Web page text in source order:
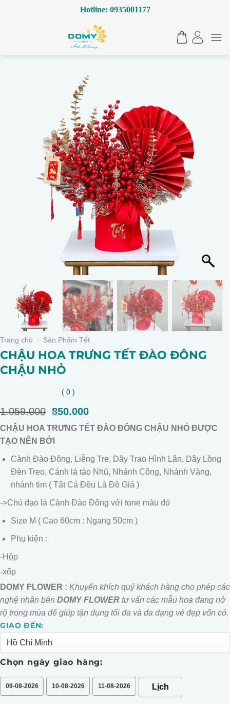
Hotline: 0935001177
Trang chủ Sản Phẩm Tết
CHẬU HOA TRƯNG TẾT ĐÀO ĐÔNG
CHẬU NHỎ
0
out
of
5
( 0 )
1.059.000 Giá
gốc
là:
1.059.000.
850.000
hiện
tại
850.000.
CHẬU HOA TRƯNG TẾT ĐÀO ĐÔNG CHẬU NHỎ ĐƯỢC
TẠO NÊN BỞI
Cành Đào Đông, Liễng Tre, Dây Trao Hình Lân, Dây Lồng
Đèn Treo, Cánh lá táo Nhũ, Nhánh Công, Nhánh Vàng,
nhánh tim ( Tất Cả Đều Là Đồ Giả )
->Chủ đạo là Cành Đào Đông với tone màu đỏ
Size M ( Cao 60cm : Ngang 50cm )
Phụ kiện :
-Hộp
-xốp
DOMY FLOWER : Khuyến khích quý khách hàng cho phép các
nghệ nhân bên DOMY FLOWER tư vấn các mẫu hoa đang nở
rộ trong mùa để giúp tận dụng tối đa và đa dạng vẻ đẹp vốn có.
GIAO ĐẾN:
Chọn ngày giao hàng:
09-08-2026 10-08-2026 11-08-2026
Alternative: